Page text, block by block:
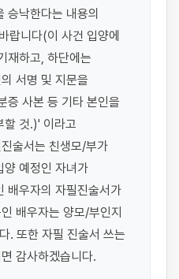
승낙한다는 내용의
랍니다(이 사건 입양에
재하고, 하단에는
서명 및 지문을
증 사본 등 기타 본인을
할 것.)' 이라고
술서는 친생모/부가
양 예정인 자녀가
배우자의 자필진술서가
배우자는 양모/부인지
. 또한 자필 진술서 쓰는
감사하겠습니다.